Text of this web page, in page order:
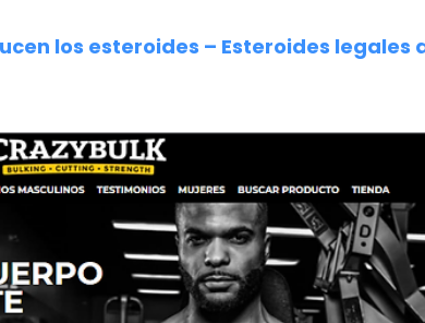
los esteroides – Esteroides legales